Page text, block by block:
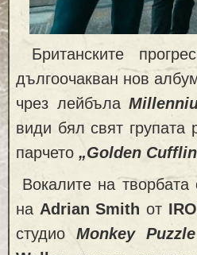
Британските
дългоочакван нов
чрез лейбъла
види бял свят
парчето „Golden
Вокалите на творбата
на Adrian Smith от
студиоMonkey